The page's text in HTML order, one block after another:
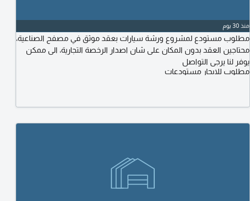
منذ 30 يوم
مطلوب مستودع لمشروع ورشة سيارات بعقد موثق في مصفح الصناعية،
محتاجين العقد بدون المكان على شان اصدار الرخصة التجارية، الى ممكن
يوفر لنا يرجى التواصل
مطلوب للايجار مستودعات